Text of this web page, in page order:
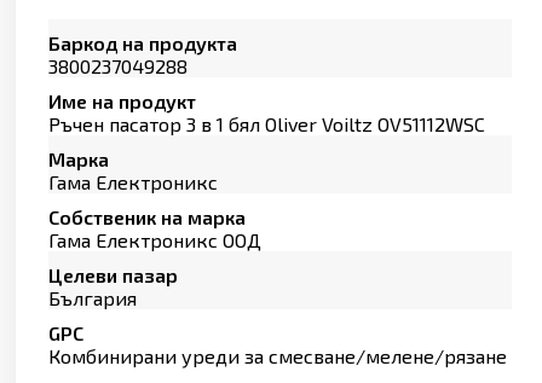
Баркод на продукта
3800237049288
Име на продукт
Ръчен пасатор 3 в 1 бял Oliver Voiltz OV51112WSC
Марка
Гама Електроникс
Собственик на марка
Гама Електроникс ООД
Целеви пазар
България
GPC
Комбинирани уреди за смесване/мелене/рязане